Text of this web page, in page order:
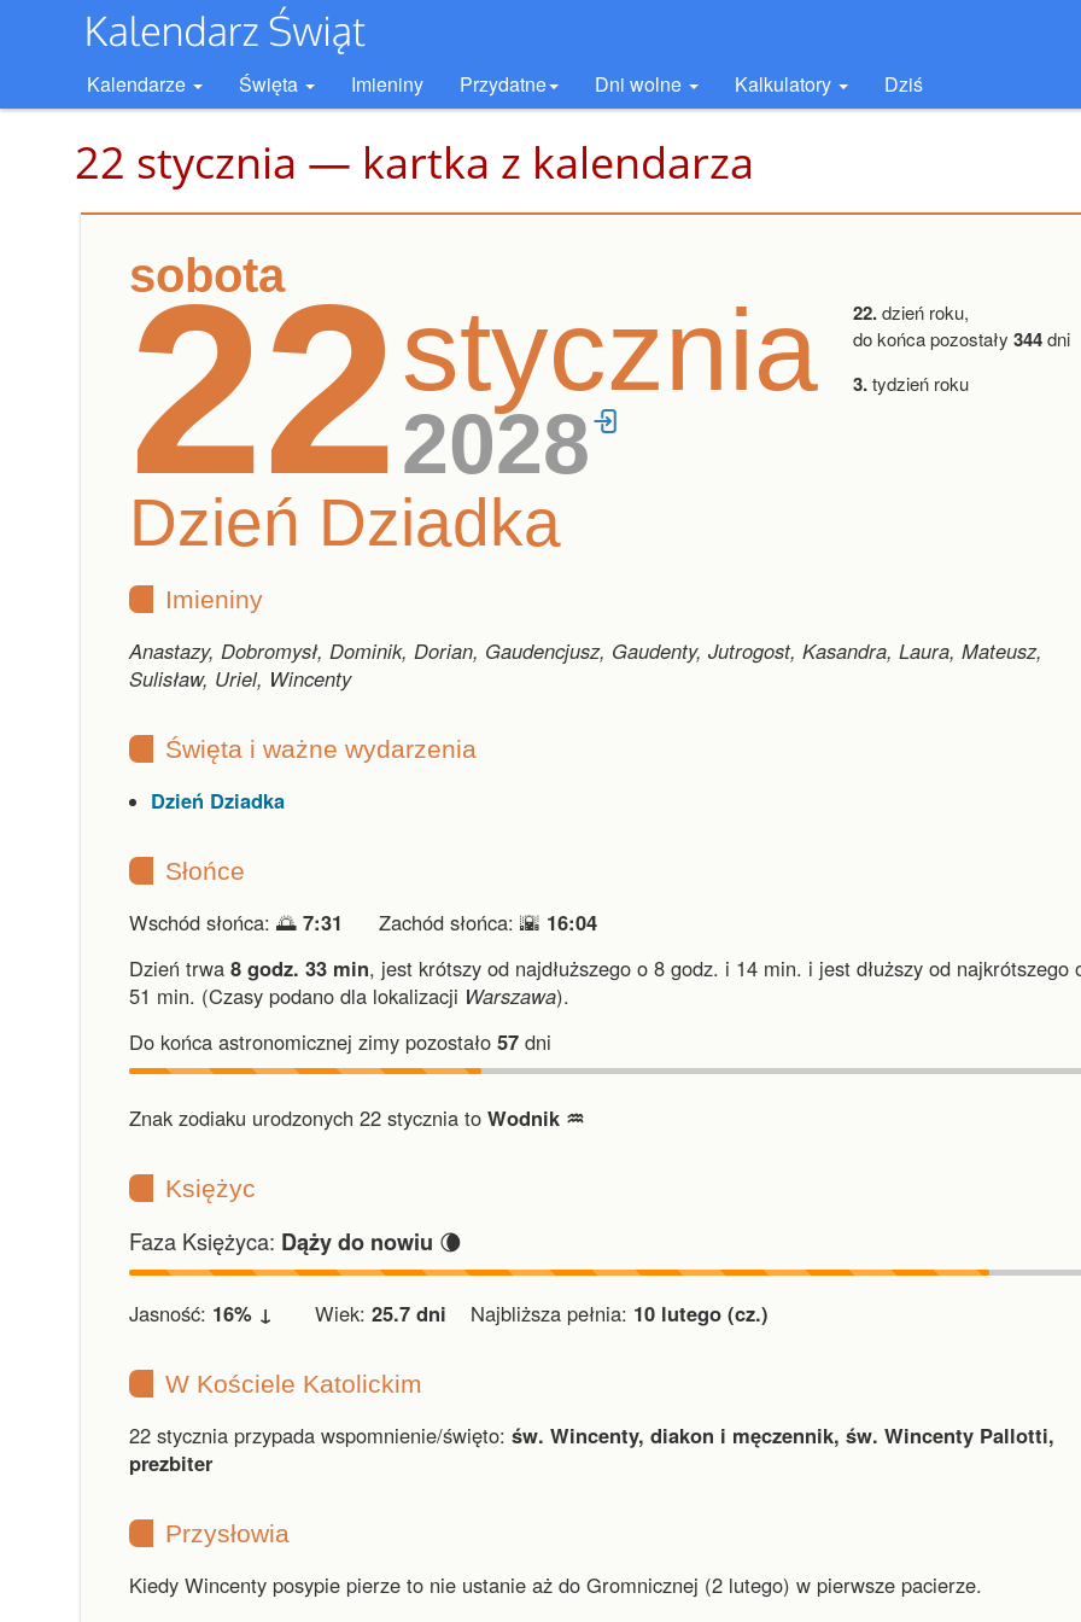
Kalendarze Święta Imieniny Przydatne Dni wolne Kalkulatory Dziś
22 stycznia — kartka z kalendarza
sobota
22stycznia
2028
22.dzień roku,
do końca pozostały 344dni
3.tydzień roku
Dzień Dziadka
Imieniny
Anastazy, Dobromysł, Dominik, Dorian, Gaudencjusz, Gaudenty, Jutrogost, Kasandra, Laura, Mateusz,
Sulisław, Uriel, Wincenty
Święta i ważne wydarzenia
Dzień Dziadka
Słońce
Wschód słońca: 🌅 7:31 Zachód słońca: 🌇 16:04
Dzień trwa 8 godz. 33 min, jest krótszy od najdłuższego o 8 godz. i 14 min. i jest dłuższy od najkrótszego
51 min. (Czasy podano dla lokalizacji Warszawa).
Do końca astronomicznej zimy pozostało 57 dni
Znak zodiaku urodzonych 22 stycznia to Wodnik ♒︎
Księżyc
Faza Księżyca: Dąży do nowiu 🌘
Jasność: 16% ↓ Wiek: 25.7 dni Najbliższa pełnia: 10 lutego (cz.)
W Kościele Katolickim
22 stycznia przypada wspomnienie/święto: św. Wincenty, diakon i męczennik, św. Wincenty Pallotti,
prezbiter
Przysłowia
Kiedy Wincenty posypie pierze to nie ustanie aż do Gromnicznej (2 lutego) w pierwsze pacierze.